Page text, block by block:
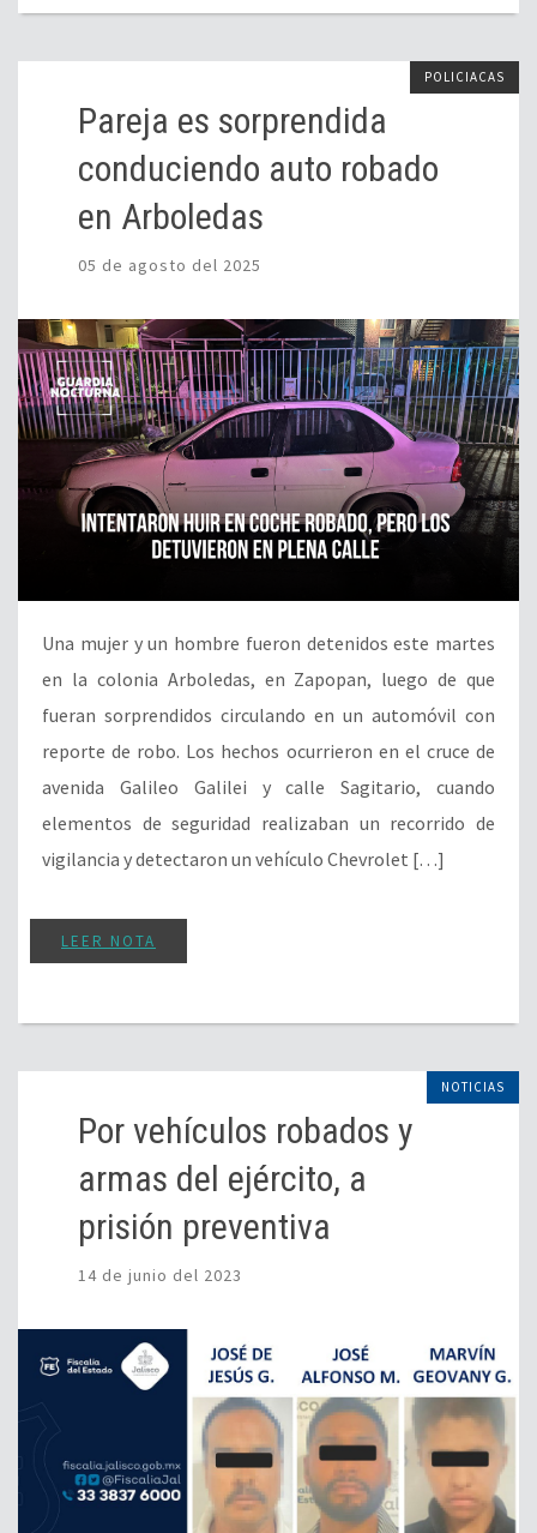
POLICIACAS
Pareja es sorprendida
conduciendo auto robado
en Arboledas
05 de agosto del 2025
Una mujer y un hombre fueron detenidos este martes
en la colonia Arboledas, en Zapopan, luego de que
fueran sorprendidos circulando en un automóvil con
reporte de robo. Los hechos ocurrieron en el cruce de
avenida Galileo Galilei y calle Sagitario, cuando
elementos de seguridad realizaban un recorrido de
vigilancia y detectaron un vehículo Chevrolet […]
LEER NOTA
NOTICIAS
Por vehículos robados y
armas del ejército, a
prisión preventiva
14 de junio del 2023